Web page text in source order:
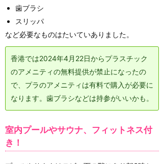
歯ブラシ
スリッパ
など必要なものはたいていありました。
香港では2024年4月22日からプラスチック
のアメニティの無料提供が禁止になったの
で、プラのアメニティは有料で購入が必要に
なります。歯ブラシなどは持参がいいかも。
室内プールやサウナ、フィットネス付
き！